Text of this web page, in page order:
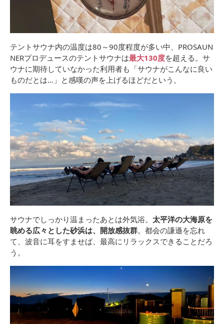
テントサウナ内の温度は80～90度程度が多い中、PROSAUN
NERプロデュースのテントサウナは最大130度を超える。サ
ウナに期待していなかった利用者も「サウナがこんなに良い
ものだとは…」と感嘆の声を上げるほどだという。
サウナでしっかり温まったあとは外気浴。 太平洋の大海原を
眺める広々とした砂浜は、開放感抜群。都会の謙遜を忘れ
て、波音に耳をすませば、最高にリラックスできることだろ
う。